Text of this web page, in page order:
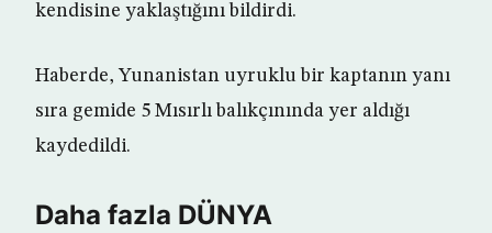
kendisine yaklaştığını bildirdi.
Haberde, Yunanistan uyruklu bir kaptanın yanı
sıra gemide 5 Mısırlı balıkçınında yer aldığı
kaydedildi.
Daha fazla DÜNYA